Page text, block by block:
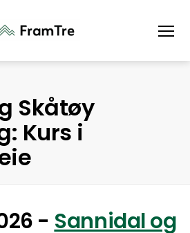
Skåtøy
Kurs i
- Sannidal og